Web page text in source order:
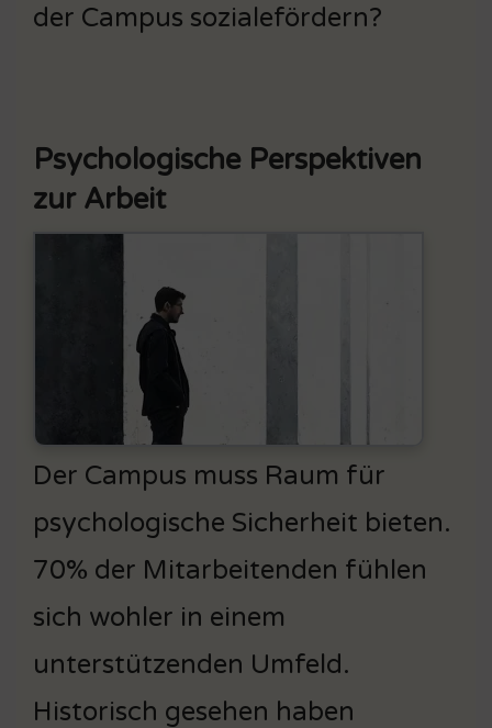
der Campus sozialefördern?
Psychologische Perspektiven
zur Arbeit
Der Campus muss Raum für
psychologische Sicherheit bieten.
70% der Mitarbeitenden fühlen
sich wohler in einem
unterstützenden Umfeld.
Historisch gesehen haben